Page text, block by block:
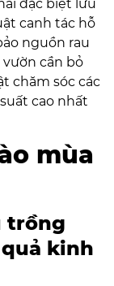
đặc biệt lưu
canh tác hỗ
nguồn rau
cần bỏ
chăm sóc các
cao nhất
mùa
trồng
kinh